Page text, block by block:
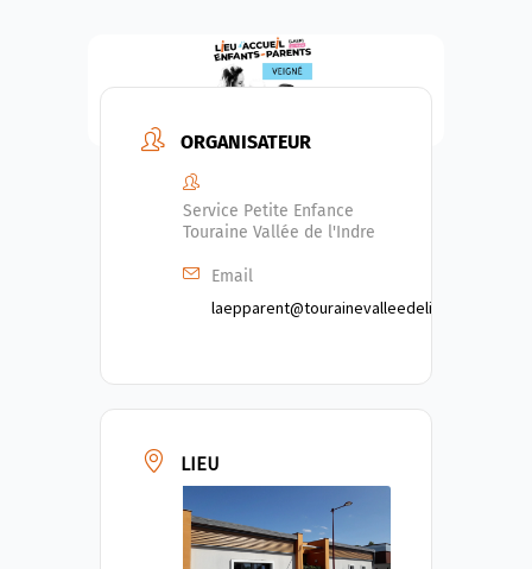
ORGANISATEUR
Service Petite Enfance
Touraine Vallée de l'Indre
Email
laepparent@tourainevalleedelindre.fr
LIEU